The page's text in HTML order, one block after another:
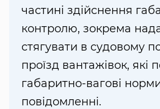
частині здійснення
контролю, зокрема
стягувати в судовому
проїзд вантажівок, які
габаритно-вагові
повідомленні.